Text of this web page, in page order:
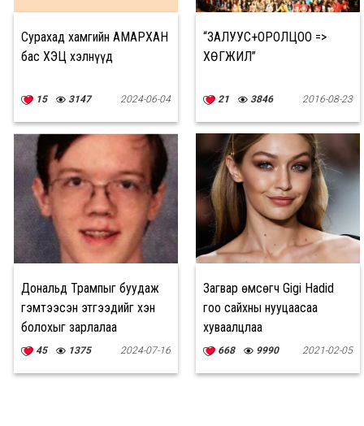
Сурахад хамгийн АМАРХАН
бас ХЭЦҮҮ хэлнүүд
15 3147 2024-06-04
“ЗАЛУУС+ОРОЛЦОО =>
ХӨГЖИЛ”
21 3846 2016-08-23
Дональд Трампыг буудаж
гэмтээсэн этгээдийг хэн
болохыг зарлалаа
45 1375 2024-07-16
Загвар өмсөгч Gigi Hadid
гоо сайхны нууцаасаа
хуваалцлаа
668 9990 2021-02-05